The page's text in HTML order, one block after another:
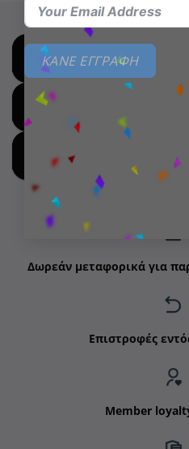
ΚΑΝΕ ΕΓΓΡΑΦΗSHOP BY
SHOP BY
Δωρεάν μεταφορικά για
Επιστροφές
Member